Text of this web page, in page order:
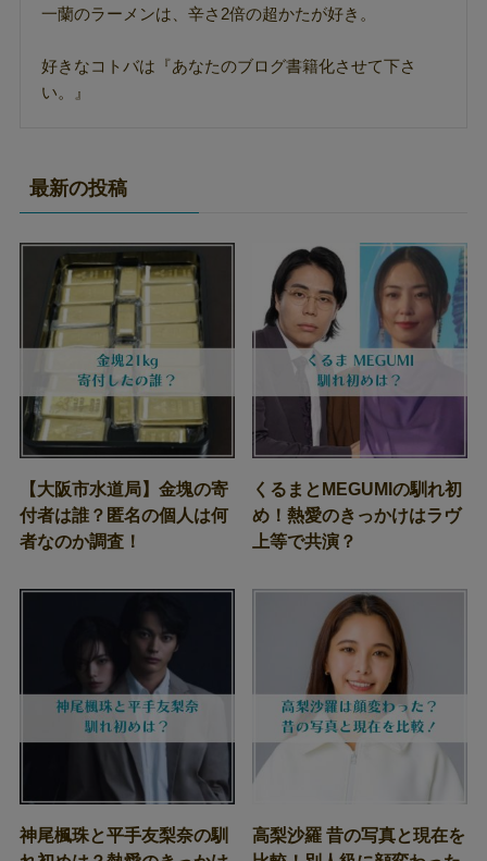
一蘭のラーメンは、辛さ2倍の超かたが好き。
好きなコトバは『あなたのブログ書籍化させて下さ
い。』
最新の投稿
【大阪市水道局】金塊の寄
付者は誰？匿名の個人は何
者なのか調査！
くるまとMEGUMIの馴れ初
め！熱愛のきっかけはラヴ
上等で共演？
神尾楓珠と平手友梨奈の馴
高梨沙羅 昔の写真と現在を